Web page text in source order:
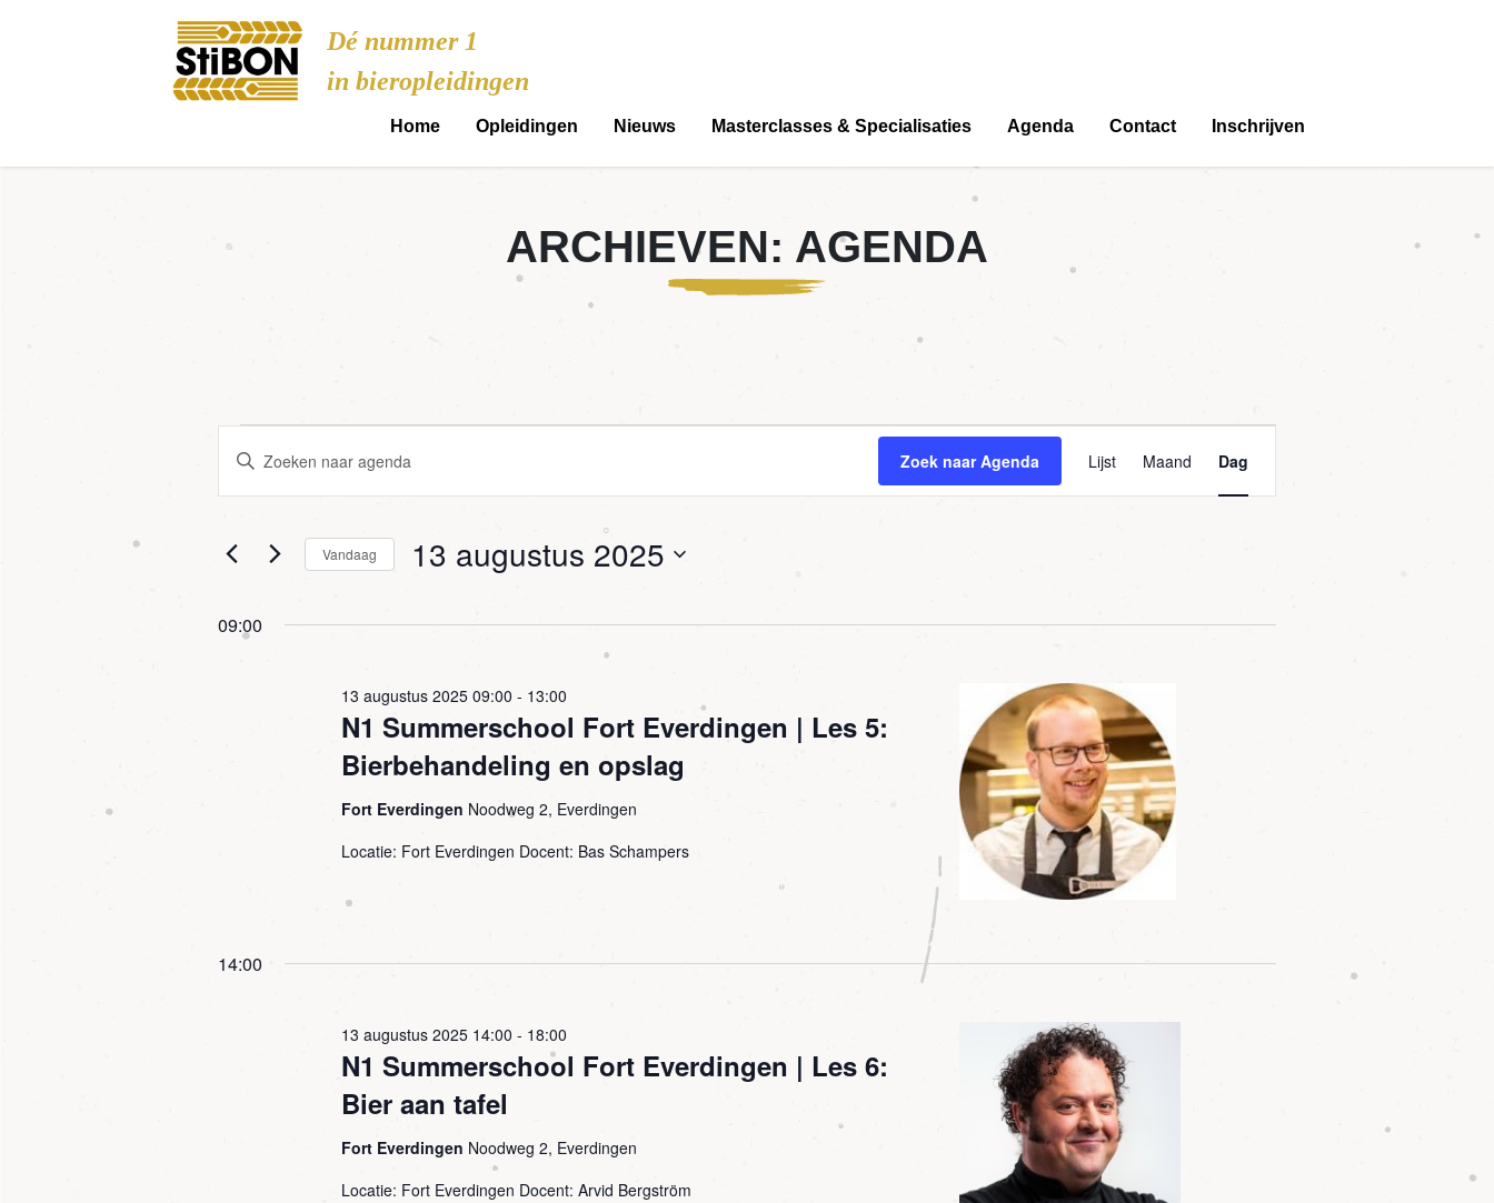
Stibon
Dé nummer 1
in bieropleidingen
Home Opleidingen Nieuws Masterclasses & Specialisaties Agenda Contact Inschrijven
ARCHIEVEN: AGENDA
Agenda in 13 augustus 2025
Agenda
Zoeken
weergeven
navigatie
Vul
Zoek
met
Zoek naar Agenda
weergaven
Lijst Maand Dag
Vandaag 13 augustus 2025
09:00
N1 Summerschool Fort Everdingen | Les 5:
Bierbehandeling en opslag
13 augustus 2025 09:00 - 13:00
Fort Everdingen Noodweg 2, Everdingen
Locatie: Fort Everdingen Docent: Bas Schampers
14:00
N1 Summerschool Fort Everdingen | Les 6:
Bier aan tafel
13 augustus 2025 14:00 - 18:00
Fort Everdingen Noodweg 2, Everdingen
Locatie: Fort Everdingen Docent: Arvid Bergström